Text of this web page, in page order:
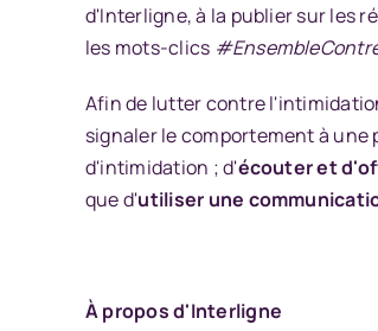
d'Interligne, à la publier sur les
les mots-clics
Afin de lutter contre
signaler le comportement à
d'intimidation ; d'écouter et
que d'utiliser une
À propos d'Interligne